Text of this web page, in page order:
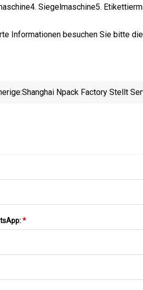
Siegelmaschine5.
Informationen besuchen Sie bitte
Shanghai Npack Factory Stellt
*